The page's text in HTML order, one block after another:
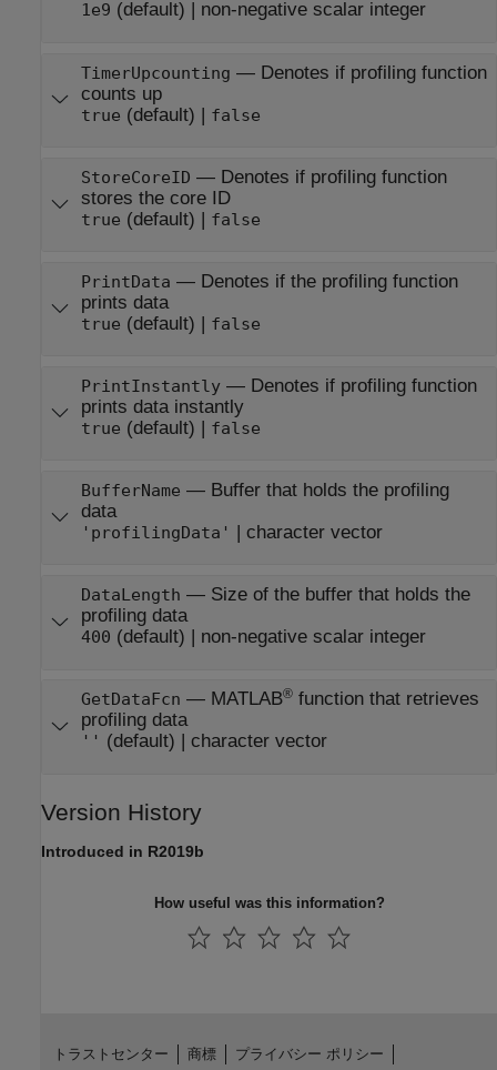
1e9 (default) | non-negative scalar integer
TimerUpcounting — Denotes if profiling function
counts up
true (default) | false
StoreCoreID — Denotes if profiling function
stores the core ID
true (default) | false
PrintData — Denotes if the profiling function
prints data
true (default) | false
PrintInstantly— Denotes if profiling function
prints data instantly
true (default) | false
BufferName — Buffer that holds the profiling
data
'profilingData' | character vector
DataLength — Size of the buffer that holds the
profiling data
400 (default) | non-negative scalar integer
GetDataFcn — MATLAB®function that retrieves
profiling data
'' (default) | character vector
Version History
Introduced in R2019b
How useful was this information?
トラストセンター 商標 プライバシー ポリシー